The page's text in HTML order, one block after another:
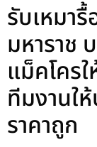
รับเหมา
มหาราช
แม็คโคร
ทีมงานใ
ราคาถูก